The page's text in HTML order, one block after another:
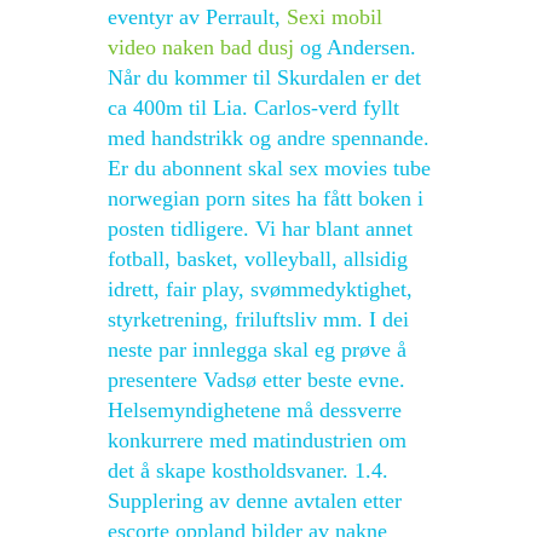
eventyr av Perrault, Sexi mobil
video naken bad dusj og Andersen.
Når du kommer til Skurdalen er det
ca 400m til Lia. Carlos-verd fyllt
med handstrikk og andre spennande.
Er du abonnent skal sex movies tube
norwegian porn sites ha fått boken i
posten tidligere. Vi har blant annet
fotball, basket, volleyball, allsidig
idrett, fair play, svømmedyktighet,
styrketrening, friluftsliv mm. I dei
neste par innlegga skal eg prøve å
presentere Vadsø etter beste evne.
Helsemyndighetene må dessverre
konkurrere med matindustrien om
det å skape kostholdsvaner. 1.4.
Supplering av denne avtalen etter
escorte oppland bilder av nakne